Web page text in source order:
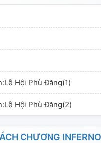
Hội Phù Đăng(1)
Hội Phù Đăng(2)
CHƯƠNG INFERNO